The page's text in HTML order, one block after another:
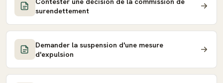
surendettement
Demander la suspension d'une mesure
d'expulsion